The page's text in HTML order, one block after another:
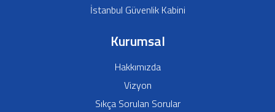
İstanbul Güvenlik Kabini
Kurumsal
Hakkımızda
Vizyon
Sıkça Sorulan Sorular